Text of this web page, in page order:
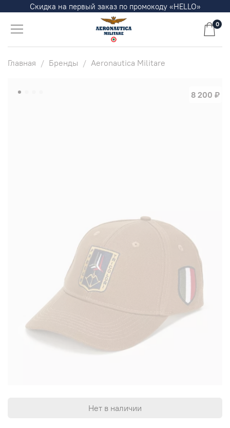
Скидка на первый заказ по промокоду «HELLO»
0
Главная Бренды Aeronautica Militare
8 200 ₽
Нет в наличии